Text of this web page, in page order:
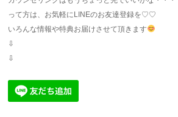
って方は、お気軽にLINEのお友達登録を♡♡
いろんな情報や特典お届けさせて頂きます
⇩
⇩